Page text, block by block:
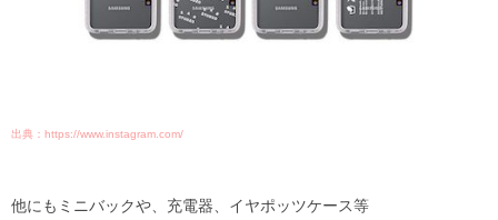
出典：https://www.instagram.com/
他にもミニバックや、充電器、イヤポッツケース等